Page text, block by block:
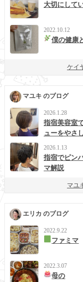
大切にして
2022.10.12
僕の健康
ケイ
マユキ のブログ
2026.1.28
指宿美容室
ューをやさ
2026.1.13
指宿でピン
マ解説
マユ
エリカ のブログ
2022.9.22
ファミマ
2022.3.07
母の